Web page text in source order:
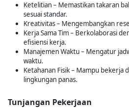
Ketelitian – Memastikan takaran
sesuai standar.
Kreativitas – Mengembangkan
Kerja Sama Tim – Berkolaborasi
efisiensi kerja.
Manajemen Waktu – Mengatur
waktu.
Ketahanan Fisik – Mampu bekerja
lingkungan panas.
Tunjangan Pekerjaan